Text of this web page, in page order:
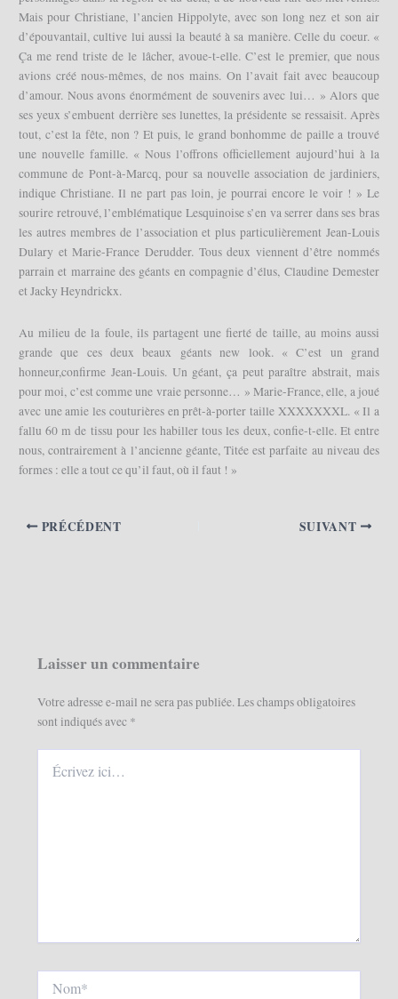
Mais pour Christiane, l’ancien Hippolyte, avec son long nez et son air
d’épouvantail, cultive lui aussi la beauté à sa manière. Celle du coeur. «
Ça me rend triste de le lâcher, avoue-t-elle. C’est le premier, que nous
avions créé nous-mêmes, de nos mains. On l’avait fait avec beaucoup
d’amour. Nous avons énormément de souvenirs avec lui… » Alors que
ses yeux s’embuent derrière ses lunettes, la présidente se ressaisit. Après
tout, c’est la fête, non ? Et puis, le grand bonhomme de paille a trouvé
une nouvelle famille. « Nous l’offrons officiellement aujourd’hui à la
commune de Pont-à-Marcq, pour sa nouvelle association de jardiniers,
indique Christiane. Il ne part pas loin, je pourrai encore le voir ! » Le
sourire retrouvé, l’emblématique Lesquinoise s’en va serrer dans ses bras
les autres membres de l’association et plus particulièrement Jean-Louis
Dulary et Marie-France Derudder. Tous deux viennent d’être nommés
parrain et marraine des géants en compagnie d’élus, Claudine Demester
et Jacky Heyndrickx.
Au milieu de la foule, ils partagent une fierté de taille, au moins aussi
grande que ces deux beaux géants new look. « C’est un grand
honneur,confirme Jean-Louis. Un géant, ça peut paraître abstrait, mais
pour moi, c’est comme une vraie personne… » Marie-France, elle, a joué
avec une amie les couturières en prêt-à-porter taille XXXXXXXL. « Il a
fallu 60 m de tissu pour les habiller tous les deux, confie-t-elle. Et entre
nous, contrairement à l’ancienne géante, Titée est parfaite au niveau des
formes : elle a tout ce qu’il faut, où il faut ! »
PRÉCÉDENT SUIVANT
Laisser un commentaire
Votre adresse e-mail ne sera pas publiée.Les champs obligatoires
sont indiqués avec *
ici…